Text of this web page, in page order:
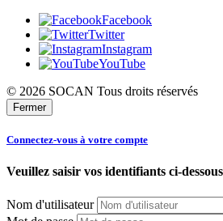
Facebook
Twitter
Instagram
YouTube
© 2026 SOCAN Tous droits réservés
Fermer
Connectez-vous à votre compte
Veuillez saisir vos identifiants ci-
Nom d'utilisateur